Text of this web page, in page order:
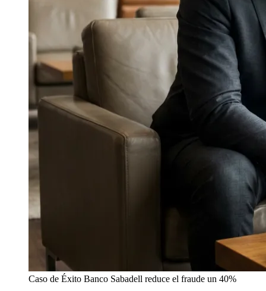
Caso de Éxito Banco Sabadell reduce el fraude un 40%